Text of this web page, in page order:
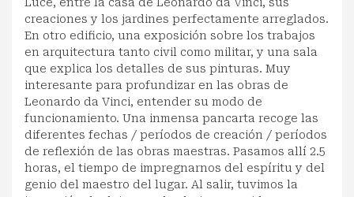
creaciones y los jardines perfectamente arreglados.
En otro edificio, una exposición sobre los trabajos
en arquitectura tanto civil como militar, y una sala
que explica los detalles de sus pinturas. Muy
interesante para profundizar en las obras de
Leonardo da Vinci, entender su modo de
funcionamiento. Una inmensa pancarta recoge las
diferentes fechas / períodos de creación / períodos
de reflexión de las obras maestras. Pasamos allí 2.5
horas, el tiempo de impregnarnos del espíritu y del
genio del maestro del lugar. Al salir, tuvimos la